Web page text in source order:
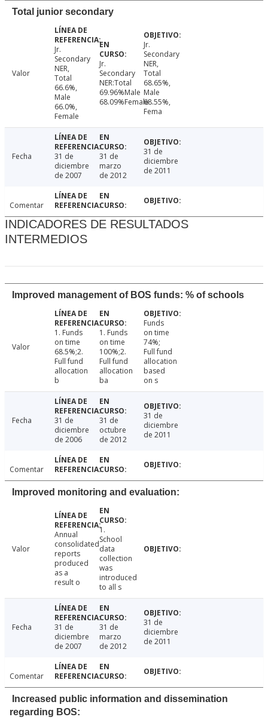
Total junior secondary
Valor
Jr.
Secondary
NER,
Total
66.6%,
Male
66.0%,
Female
Jr.
Secondary
NER:Total
69.96%Male
68.09%Female
Jr.
Secondary
NER,
Total
68.65%,
Male
68.55%,
Fema
Fecha
31 de
diciembre
de 2007
31 de
marzo
de 2012
31 de
diciembre
de 2011
Comentar
INDICADORES DE RESULTADOS
INTERMEDIOS
Improved management of BOS funds: % of schools
Valor
1. Funds
on time
68.5%;2.
Full fund
allocation
b
1. Funds
on time
100%;2.
Full fund
allocation
ba
Funds
on time
74%;
Full fund
allocation
based
on s
Fecha
31 de
diciembre
de 2006
31 de
octubre
de 2012
31 de
diciembre
de 2011
Comentar
Improved monitoring and evaluation:
Valor
Annual
consolidated
reports
produced
as a
result o
1.
School
data
collection
was
introduced
to all s
Fecha
31 de
diciembre
de 2007
31 de
marzo
de 2012
31 de
diciembre
de 2011
Comentar
Increased public information and dissemination
regarding BOS: